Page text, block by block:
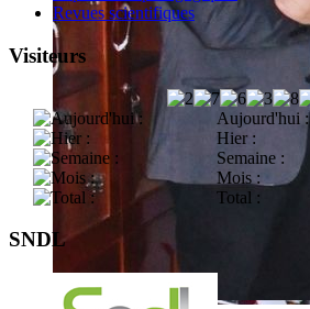
Revues scientifiques
Visiteurs
Aujourd'hui :
Hier :
Semaine :
Mois :
Total :
SNDL